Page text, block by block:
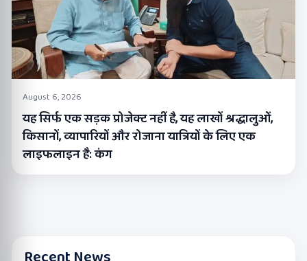
August 6, 2026
यह सिर्फ एक सड़क प्रोजेक्ट नहीं है, यह लाखों श्रद्धालुओं,
किसानों, व्यापारियों और रोजाना यात्रियों के लिए एक
लाइफलाइन है: कंग